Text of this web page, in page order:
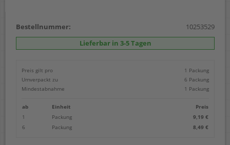
Bestellnummer:
10253529
Lieferbar in 3-5 Tagen
Preis gilt pro
1 Packung
Umverpackt zu
6 Packung
Mindestabnahme
1 Packung
ab Einheit
Preis
1
Packung
9,19 €
6
Packung 8,49 €